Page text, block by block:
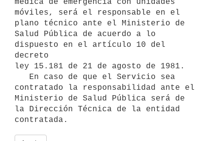
móviles, será el responsable en el
plano técnico ante el Ministerio de
Salud Pública de acuerdo a lo
dispuesto en el artículo 10 del
decreto
ley 15.181 de 21 de agosto de 1981.
contratado la responsabilidad ante el
Ministerio de Salud Pública será de
la Dirección Técnica de la entidad
contratada.